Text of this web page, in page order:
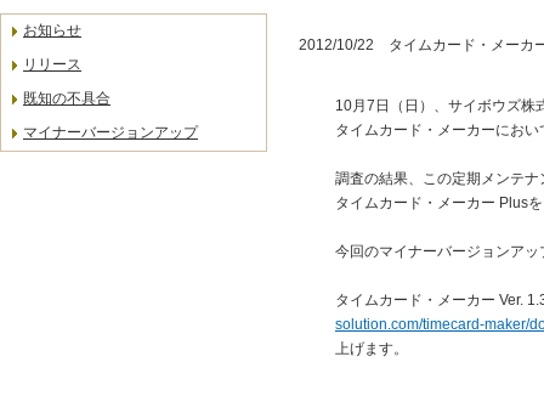
2012/10/22 タイムカード・メーカ
10月7日（日）、サイボウズ株
タイムカード・メーカーにお
調査の結果、この定期メンテ
タイムカード・メーカー Plus
今回のマイナーバージョンア
タイムカード・メーカー Ver.
solution.com/timecard-maker/
上げます。
お知らせ
リリース
既知の不具合
マイナーバージョンアップ